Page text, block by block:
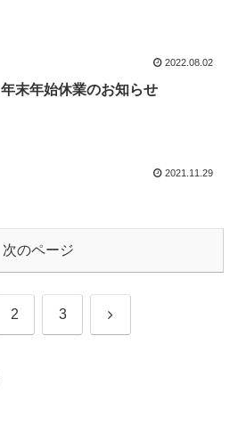
2022.08.02
年末年始休業のお知らせ
2021.11.29
次のページ
2 3 次